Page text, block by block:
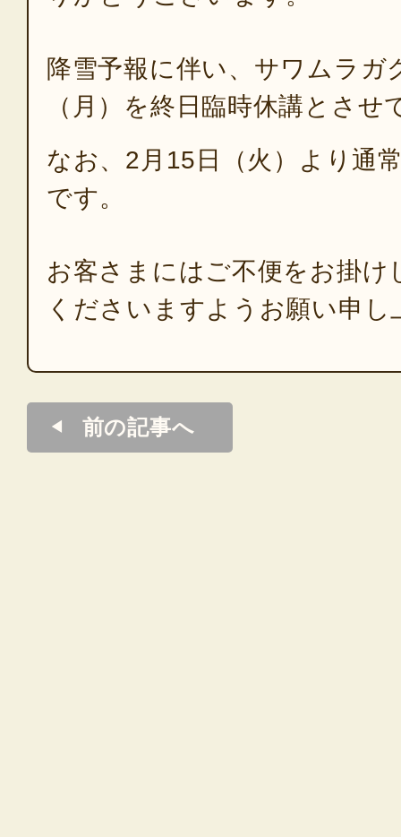
降雪予報に伴い、サワムラガ
（月）を終日臨時休講とさ
なお、2月15日（火）より通
です。
お客さまにはご不便をお掛け
くださいますようお願い申し
前の記事へ